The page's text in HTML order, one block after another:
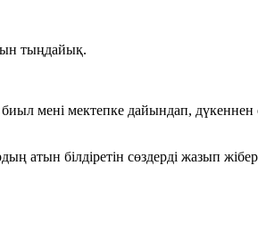
тыңдайық.
мені мектепке дайындап, дүкеннен
атын білдіретін сөздерді жазып